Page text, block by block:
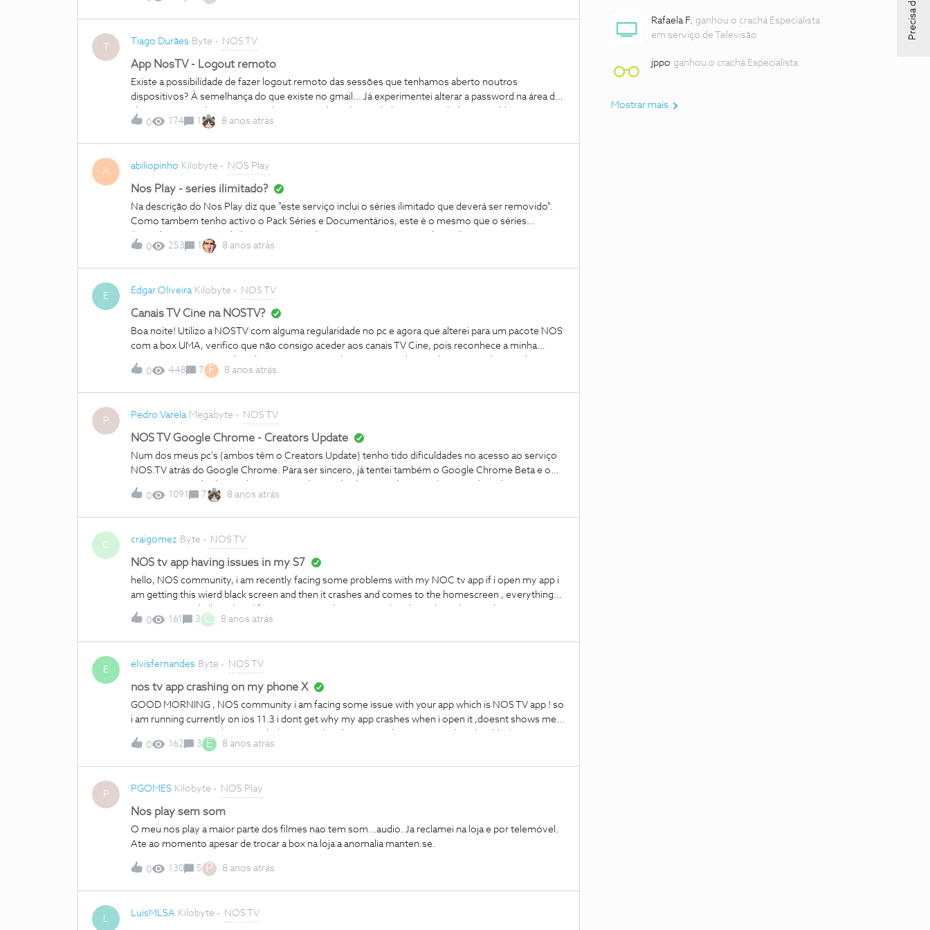
Tiago Durães Byte NOS TV
App NosTV - Logout remoto
Existe a possibilidade de fazer logout remoto das sessões que tenhamos aberto noutros
dispositivos? À semelhança do que existe no gmail... Já experimentei alterar a password na área de
cliente mas nos dispositivos onde a app já tinha sido instalada (PC, smarthphone e tablet), continua
a funcionar, quando deveria pedir para introduzir a nova password
0 174 1 8 anos atrás
A
abiliopinho Kilobyte NOS Play
Nos Play - series ilimitado?
Na descrição do Nos Play diz que "este serviço inclui o séries ilimitado que deverá ser removido".
Como tambem tenho activo o Pack Séries e Documentários, este é o mesmo que o séries
ilimitado? posso cancela-lo (trocar por pack mais HD, p. ex.) sem perder nada?
0
253 1 8 anos atrás
E
Edgar Oliveira Kilobyte NOS TV
Canais TV Cine na NOSTV?
Boa noite! Utilizo a NOSTV com alguma regularidade no pc e agora que alterei para um pacote NOS
com a box UMA, verifico que não consigo aceder aos canais TV Cine, pois reconhece a minha
internet como não sendo a doméstica...apesar da net ser a minha net de casa...podem ajudar?
0
448 7 F 8 anos atrás
P
Pedro Varela Megabyte NOS TV
NOS TV Google Chrome - Creators Update
Num dos meus pc's (ambos têm o Creators Update) tenho tido dificuldades no acesso ao serviço
NOS.TV atrás do Google Chrome. Para ser sincero, já tentei também o Google Chrome Beta e o
Canary, e o resultado é todo o mesmo, desinstalei, limpei tudo, USER/AppData/Local,Roaming,
reinstalei e tudo igual, aparece a indicação: "carregar vídeo" e fica tudo preto. No Edge e na App para
0 1091 7 8 anos atrás
C
craigomez Byte NOS TV
NOS tv app having issues in my S7
hello, NOS community, i am recently facing some problems with my NOC tv app if i open my app i
am getting this wierd black screen and then it crashes and comes to the homescreen , everything
was going good till i updated from 7.0 to 8.0 3 days ago i updated it and i am having this issue since
then what should i do community?
0 161 3 C 8 anos atrás
E
elvisfernandes Byte NOS TV
nos tv app crashing on my phone X
GOOD MORNING , NOS community i am facing some issue with your app which is NOS TV app ! so
i am running currently on ios 11.3 i dont get why my app crashes when i open it ,doesnt shows me
0
162 3 E 8 anos atrás
P
PGOMES Kilobyte NOS Play
Nos play sem som
O meu nos play a maior parte dos filmes nao tem som...audio. Ja reclamei na loja e por telemóvel.
Ate ao momento apesar de trocar a box na loja a anomalia manten.se.
0 130 5 P 8 anos atrás
L
LuisMLSA Kilobyte NOS TV
Rafaela F. ganhou o crachá Especialista
em serviço de Televisão
jppo ganhou o crachá Especialista
Mostrar mais